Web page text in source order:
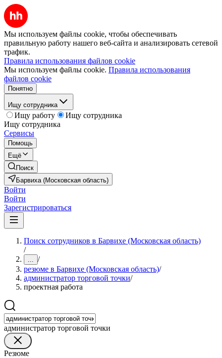
Мы используем файлы cookie, чтобы обеспечивать
правильную работу нашего веб-сайта и анализировать сетевой
трафик.
Правила использования файлов cookie
Мы используем файлы cookie. Правила использования
файлов cookie
Понятно
Ищу сотрудника
Ищу работу
Ищу сотрудника
Ищу сотрудника
Сервисы
Помощь
Ещё
Поиск
Барвиха (Московская область)
Войти
Войти
Зарегистрироваться
Поиск сотрудников в Барвихе (Московская область)
/
... /
резюме в Барвихе (Московская область)/
администратор торговой точки/
проектная работа
администратор торговой точки
Резюме